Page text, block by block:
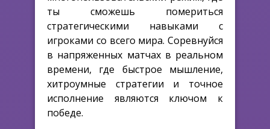
ты сможешь помериться
стратегическими навыками с
игроками со всего мира. Соревнуйся
в напряженных матчах в реальном
времени, где быстрое мышление,
хитроумные стратегии и точное
исполнение являются ключом к
победе.